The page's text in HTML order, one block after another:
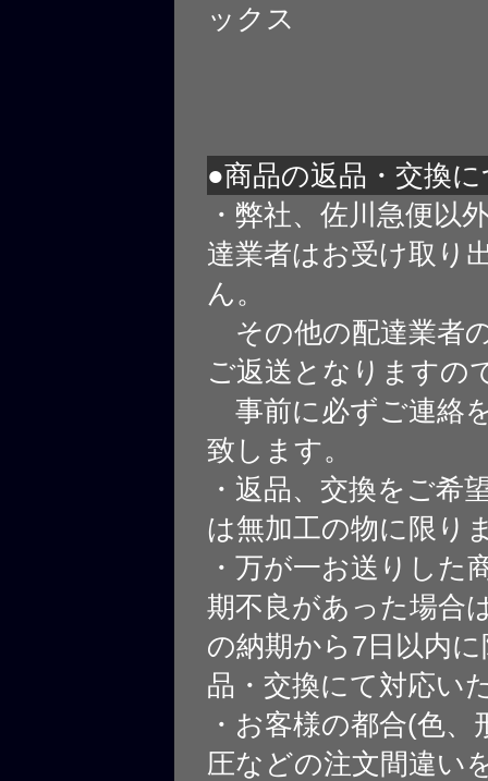
ックス
●商品の返品・交換
・弊社、佐川急便以
達業者はお受け取り
ん。
その他の配達業者
ご返送となりますの
事前に必ずご連絡
致します。
・返品、交換をご希
は無加工の物に限り
・万が一お送りした
期不良があった場合
の納期から7日以内
品・交換にて対応い
・お客様の都合(色、
圧などの注文間違い